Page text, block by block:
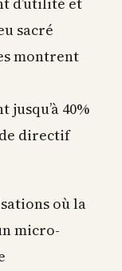
sacré
montrent
40%
directif
où la
micro-